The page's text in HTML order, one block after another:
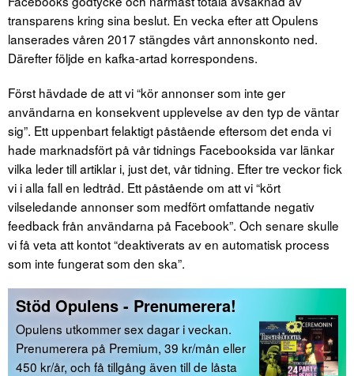
transparens kring sina beslut. En vecka efter att Opulens
lanserades våren 2017 stängdes vårt annonskonto ned.
Därefter följde en kafka-artad korrespondens.
Först hävdade de att vi “kör annonser som inte ger
användarna en konsekvent upplevelse av den typ de väntar
sig”. Ett uppenbart felaktigt påstående eftersom det enda vi
hade marknadsfört på vår tidnings Facebooksida var länkar
vilka leder till artiklar i, just det, vår tidning. Efter tre veckor fick
vi i alla fall en ledtråd. Ett påstående om att vi “kört
vilseledande annonser som medfört omfattande negativ
feedback från användarna på Facebook”. Och senare skulle
vi få veta att kontot “deaktiverats av en automatisk process
som inte fungerat som den ska”.
Stöd Opulens - Prenumerera!
Opulens utkommer sex dagar i veckan.
Prenumerera på Premium, 39 kr/mån eller
450 kr/år, och få tillgång även till de låsta